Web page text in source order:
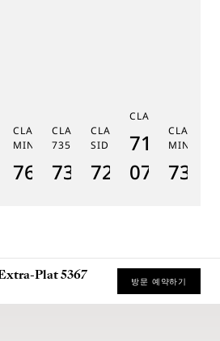
À
7225
DE LUNE
0H/9V6
SOUSCRIPTION
28/9W6
CLASSIQUE RÉPÉTITION
MINUTES 7637
7637BB/2Y/9ZU
CLASSIQUE TOURBILLON
7357
7357BH/1H/386
CLASSIQUE
SIDÉRAL 7255
7255PT/2N/
CLASSIQUE 7185
7185BH/
07
Plat 5367 방문 예약하기